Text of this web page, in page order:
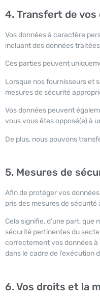
4. Transfert de
Vos données à caractère
incluant des données
Ces parties peuvent
Lorsque nos fournisseurs et
mesures de sécurité
Vos données peuvent
vous vous êtes opposé(e) à
De plus, nous pouvons
5. Mesures de
Afin de protéger vos
pris des mesures de
Cela signifie, d’une part,
sécurité pertinentes du
correctement vos données à
dans le cadre de l’exécution
6. Vos droits et la